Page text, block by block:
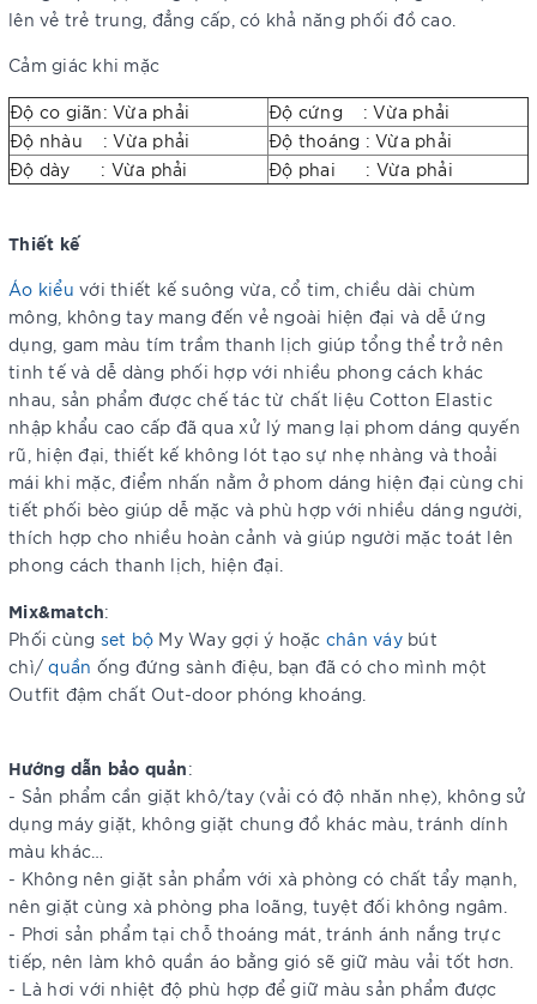
lên vẻ trẻ trung, đẳng cấp, có khả năng phối đồ cao.
Cảm giác khi mặc
Độ co giãn: Vừa phải
Độ cứng : Vừa phải
Độ nhàu : Vừa phải
Độ thoáng : Vừa phải
Độ dày : Vừa phải
Độ phai : Vừa phải
Thiết kế
Áo kiểu với thiết kế suông vừa, cổ tim, chiều dài chùm
mông, không tay mang đến vẻ ngoài hiện đại và dễ ứng
dụng, gam màu tím trầm thanh lịch giúp tổng thể trở nên
tinh tế và dễ dàng phối hợp với nhiều phong cách khác
nhau, sản phẩm được chế tác từ chất liệu Cotton Elastic
nhập khẩu cao cấp đã qua xử lý mang lại phom dáng quyến
rũ, hiện đại, thiết kế không lót tạo sự nhẹ nhàng và thoải
mái khi mặc, điểm nhấn nằm ở phom dáng hiện đại cùng chi
tiết phối bèo giúp dễ mặc và phù hợp với nhiều dáng người,
thích hợp cho nhiều hoàn cảnh và giúp người mặc toát lên
phong cách thanh lịch, hiện đại.
Mix&match:
Phối cùng set bộ My Way gợi ý hoặc chân váybút
chì/quần ống đứng sành điệu, bạn đã có cho mình một
Outfit đậm chất Out-door phóng khoáng.
Hướng dẫn bảo quản:
- Sản phẩm cần giặt khô/tay (vải có độ nhăn nhẹ), không sử
dụng máy giặt, không giặt chung đồ khác màu, tránh dính
màu khác…
- Không nên giặt sản phẩm với xà phòng có chất tẩy mạnh,
nên giặt cùng xà phòng pha loãng, tuyệt đối không ngâm.
- Phơi sản phẩm tại chỗ thoáng mát, tránh ánh nắng trực
tiếp, nên làm khô quần áo bằng gió sẽ giữ màu vải tốt hơn.
- Là hơi với nhiệt độ phù hợp để giữ màu sản phẩm được